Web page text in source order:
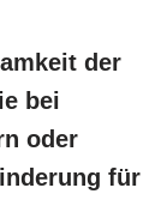
der
bei
oder
für